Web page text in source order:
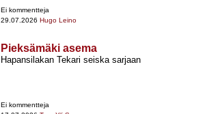
Ei kommentteja
29.07.2026 Hugo Leino
Pieksämäki asema
Hapansilakan Tekari seiska sarjaan
Ei kommentteja